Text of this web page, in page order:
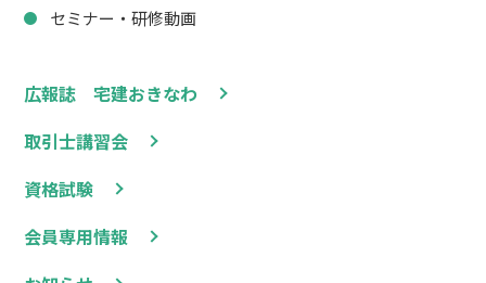
広報誌 宅建おきなわ
取引士講習会
資格試験
会員専用情報
セミナー・研修動画